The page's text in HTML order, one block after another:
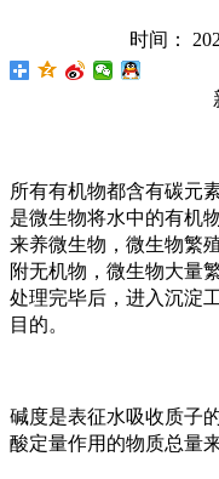
时间：
所有有机物都含有碳元
是微生物将水中的有机
来养微生物，微生物繁
附无机物，微生物大量
处理完毕后，进入沉淀
目的。
碱度是表征水吸收质子
酸定量作用的物质总量